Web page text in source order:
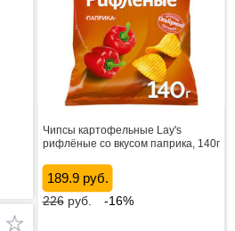
Чипсы картофельные Lay's
рифлёные со вкусом паприка, 140г
189.9 руб.
226руб. -16%